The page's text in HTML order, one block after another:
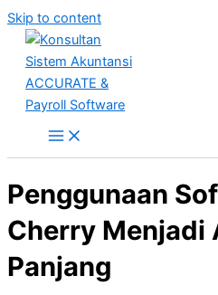
Skip to content
Penggunaan
Cherry Menjadi
Panjang